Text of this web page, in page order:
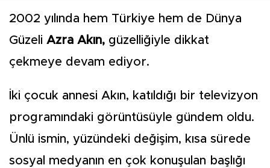
2002 yılında hem Türkiye hem de Dünya
Güzeli Azra Akın, güzelliğiyle dikkat
çekmeye devam ediyor.
İki çocuk annesi Akın, katıldığı bir televizyon
programındaki görüntüsüyle gündem oldu.
Ünlü ismin, yüzündeki değişim, kısa sürede
sosyal medyanın en çok konuşulan başlığı